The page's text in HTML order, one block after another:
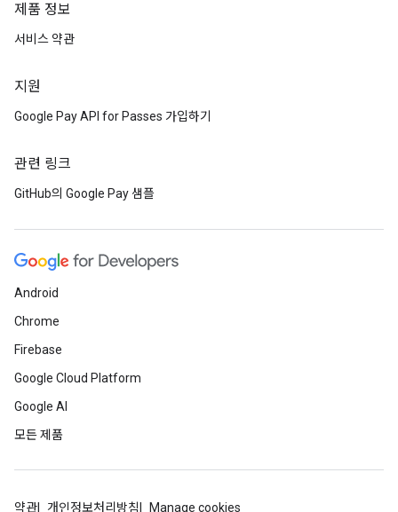
제품 정보
서비스 약관
지원
Google Pay API for Passes 가입하기
관련 링크
GitHub의 Google Pay 샘플
Android
Chrome
Firebase
Google Cloud Platform
Google AI
모든 제품
약관 개인정보처리방침 Manage cookies